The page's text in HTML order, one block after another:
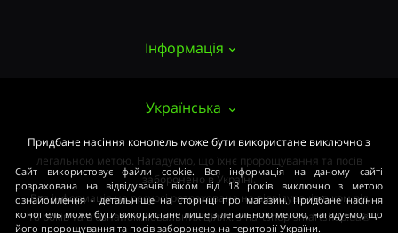
Потужні сорти
Медичні сорти
Початківцям
Інформація
Публічний договір (ОФЕРТА)
Оплата та доставка
Умови угоди
Українська
Придбане насіння конопель може бути використане виключно з
легальною метою. Нагадуємо, що їхнє пророщування та посів
заборонено в Україні.
Вся інформація на ресурсі розрахована на відвідувачів віком від
18 років та в ознайомлювальних цілях. smartshop-smartshop.ua®
Сайт використовує файли cookie. Вся інформація на даному сайті
розрахована на відвідувачів віком від 18 років виключно з метою
ознайомлення - детальніше на сторінці про магазин. Придбане насіння
конопель може бути використане лише з легальною метою, нагадуємо, що
його пророщування та посів заборонено на території України.